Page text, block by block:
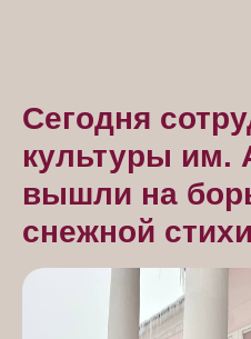
Сегодня
культуры им.
вышли на
снежной